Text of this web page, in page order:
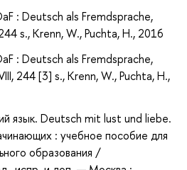
: Deutsch als Fremdsprache,
s., Krenn, W., Puchta, H., 2016
: Deutsch als Fremdsprache,
244 [3] s., Krenn, W., Puchta, H.,
язык. Deutsch mit lust und liebe.
: учебное пособие для
образования /